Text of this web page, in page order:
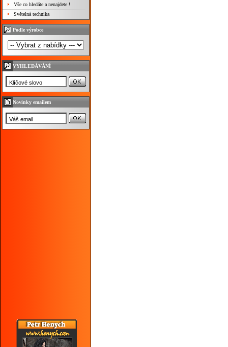
Vše co hledáte a nenajdete !
Světelná technika
Podle výrobce
VYHLEDÁVÁNÍ
Novinky emailem